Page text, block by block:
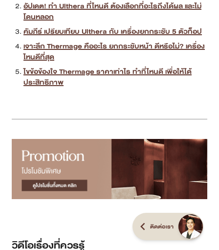
อัปเดต! ทำ Ulthera ที่ไหนดี ต้องเลือกที่อะไรถึงได้ผล และไม่
โดนหลอก
คัมภีร์ เปรียบเทียบ Ulthera กับ เครื่องยกกระชับ 5 ตัวท็อป
เจาะลึก Thermage คืออะไร ยกกระชับหน้า ดีหรือไม่? เครื่อง
ไหนดีที่สุด
ไขข้อข้องใจ Thermage ราคาเท่าไร ทำที่ไหนดี เพื่อให้ได้
ประสิทธิภาพ
วิดีโอเรื่องที่ควรรู้
ติดต่อเรา